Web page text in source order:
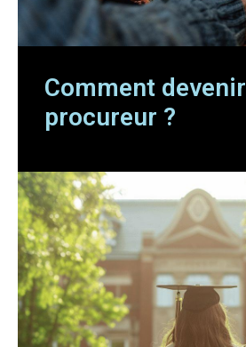
Comment devenir
procureur ?